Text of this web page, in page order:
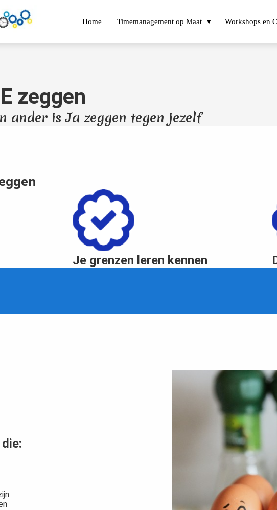
Home Timemanagement op Maat Workshops en
zeggen
ander is Ja zeggen tegen jezelf
Je grenzen leren kennen